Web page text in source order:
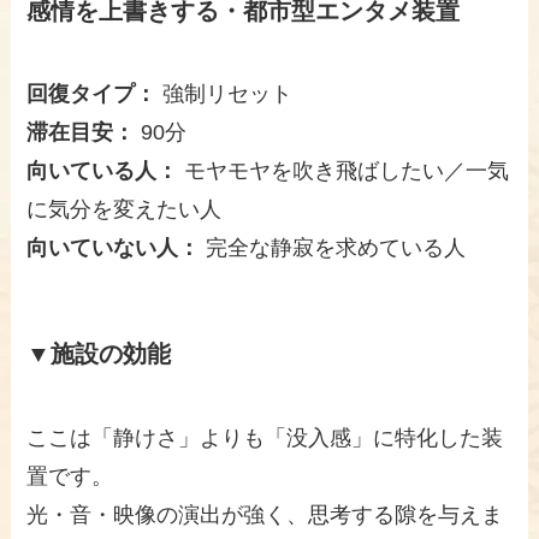
感情を上書きする・都市型エンタメ装置
回復タイプ： 強制リセット
滞在目安： 90分
向いている人：
モヤモヤを吹き飛ばしたい／一気
に気分を変えたい人
向いていない人：
完全な静寂を求めている人
▼施設の効能
ここは「静けさ」よりも「没入感」に特化した装
置です。
光・音・映像の演出が強く、思考する隙を与えま